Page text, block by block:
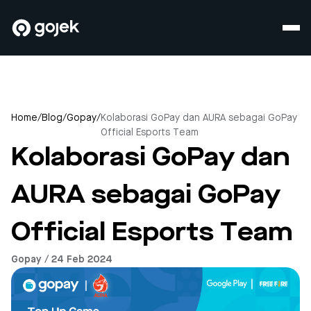
Home/Blog/Gopay/Kolaborasi GoPay dan AURA sebagai GoPay
Official Esports Team
Kolaborasi GoPay dan
AURA sebagai GoPay
Official Esports Team
Gopay / 24 Feb 2024